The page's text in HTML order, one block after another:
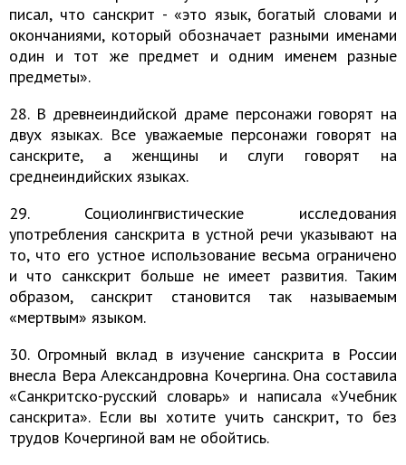
писал, что санскрит - «это язык, богатый словами и
окончаниями, который обозначает разными именами
один и тот же предмет и одним именем разные
предметы».
28. В древнеиндийской драме персонажи говорят на
двух языках. Все уважаемые персонажи говорят на
санскрите, а женщины и слуги говорят на
среднеиндийских языках.
29. Социолингвистические исследования
употребления санскрита в устной речи указывают на
то, что его устное использование весьма ограничено
и что санкскрит больше не имеет развития. Таким
образом, санскрит становится так называемым
«мертвым» языком.
30. Огромный вклад в изучение санскрита в России
внесла Вера Александровна Кочергина. Она составила
«Санкритско-русский словарь» и написала «Учебник
санскрита». Если вы хотите учить санскрит, то без
трудов Кочергиной вам не обойтись.